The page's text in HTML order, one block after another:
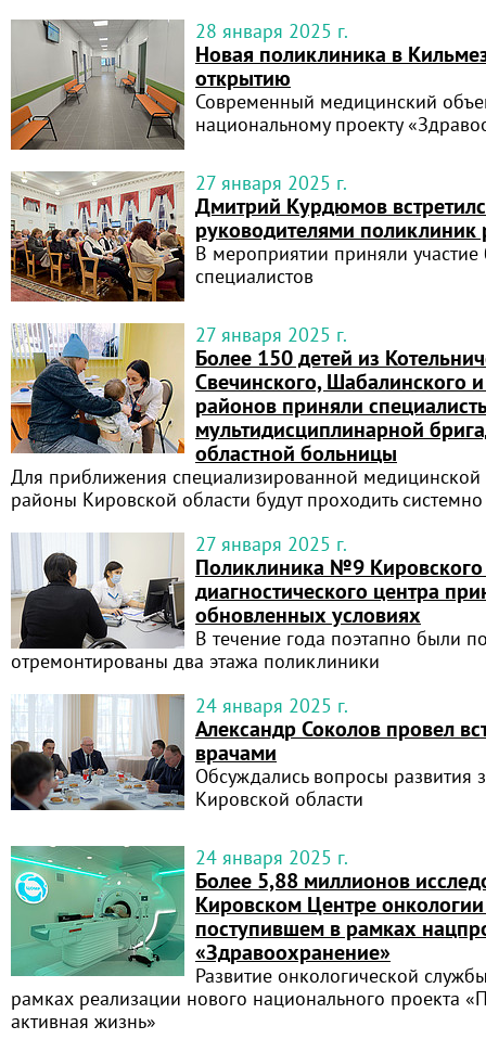
28 января 2025 г.
Новая поликлиника в
открытию
Современный медицинский
национальному проекту
27 января 2025 г.
Дмитрий Курдюмов
руководителями поликлиник
В мероприятии приняли
специалистов
27 января 2025 г.
Более 150 детей из
Свечинского, Шабалинского
районов приняли
мультидисциплинарной
областной больницы
Для приближения специализированной
районы Кировской области будут проходить системно
27 января 2025 г.
Поликлиника №9
диагностического центра
обновленных условиях
В течение года поэтапно были
отремонтированы два этажа поликлиники
24 января 2025 г.
Александр Соколов провел
врачами
Обсуждались вопросы развития
Кировской области
24 января 2025 г.
Более 5,88 миллионов
Кировском Центре
поступившем в рамках
«Здравоохранение»
Развитие онкологической
рамках реализации нового национального проекта
активная жизнь»